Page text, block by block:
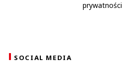
prywatności
SOCIAL MEDIA